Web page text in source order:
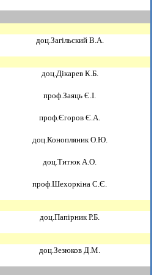
доц.Загiльский В.А.
доц.Дiкарев К.Б.
проф.Заяць Є.I.
проф.Єгоров Є.А.
доц.Конопляник О.Ю.
доц.Титюк А.О.
проф.Шехоркiна С.Є.
доц.Папiрник Р.Б.
доц.Зезюков Д.М.